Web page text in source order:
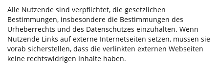
Alle Nutzende sind verpflichtet, die gesetzlichen
Bestimmungen, insbesondere die Bestimmungen des
Urheberrechts und des Datenschutzes einzuhalten. Wenn
Nutzende Links auf externe Internetseiten setzen, müssen sie
vorab sicherstellen, dass die verlinkten externen Webseiten
keine rechtswidrigen Inhalte haben.